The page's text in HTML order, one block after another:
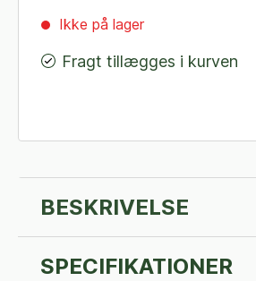
Ikke på lager
Fragt tillægges i kurven
BESKRIVELSE
SPECIFIKATIONER